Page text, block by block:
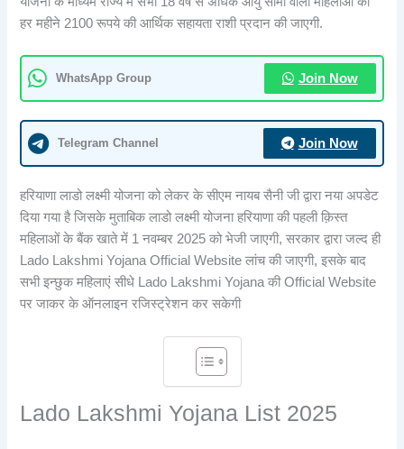
हर महीने 2100 रूपये की आर्थिक सहायता राशी प्रदान की जाएगी.
WhatsApp Group Join Now
Telegram Channel Join Now
हरियाणा लाडो लक्ष्मी योजना को लेकर के सीएम नायब सैनी जी द्वारा नया अपडेट
दिया गया है जिसके मुताबिक लाडो लक्ष्मी योजना हरियाणा की पहली क़िस्त
महिलाओं के बैंक खाते में 1 नवम्बर 2025 को भेजी जाएगी, सरकार द्वारा जल्द ही
Lado Lakshmi Yojana Official Website लांच की जाएगी, इसके बाद
सभी इन्छुक महिलाएं सीधे Lado Lakshmi Yojana की Official Website
पर जाकर के ऑनलाइन रजिस्ट्रेशन कर सकेगी
Lado Lakshmi Yojana List 2025